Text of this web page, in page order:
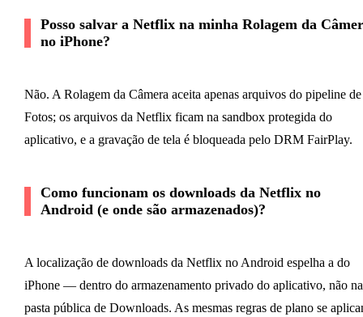
Posso salvar a Netflix na minha Rolagem da
no iPhone?
Não. A Rolagem da Câmera aceita apenas arquivos do pipeline de
Fotos; os arquivos da Netflix ficam na sandbox protegida do
aplicativo, e a gravação de tela é bloqueada pelo DRM FairPlay.
Como funcionam os downloads da Netflix no
Android (e onde são armazenados)?
A localização de downloads da Netflix no Android espelha a do
iPhone — dentro do armazenamento privado do aplicativo, não na
pasta pública de Downloads. As mesmas regras de plano se